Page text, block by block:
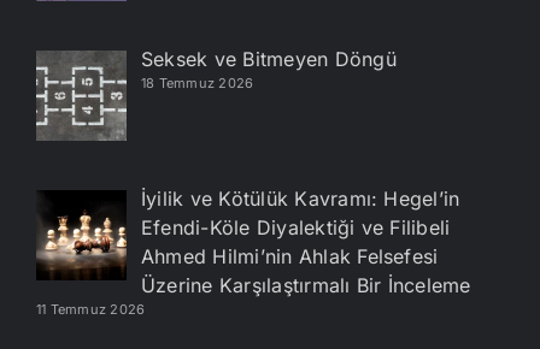
Seksek ve Bitmeyen Döngü
18 Temmuz 2026
İyilik ve Kötülük Kavramı: Hegel’in
Efendi-Köle Diyalektiği ve Filibeli
Ahmed Hilmi’nin Ahlak Felsefesi
Üzerine Karşılaştırmalı Bir İnceleme
11 Temmuz 2026